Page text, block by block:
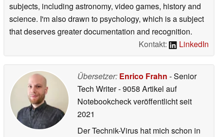
subjects, including astronomy, video games, history and
science. I'm also drawn to psychology, which is a subject
that deserves greater documentation and recognition.
Kontakt:
LinkedIn
Übersetzer: Enrico Frahn - Senior
Tech Writer- 9058 Artikel auf
Notebookcheck veröffentlichtseit
2021
Der Technik-Virus hat mich schon in